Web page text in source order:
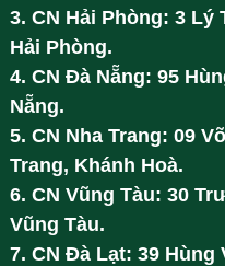
3. CN Hải Phòng: 3 Lý
Hải Phòng.
4. CN Đà Nẵng: 95
Nẵng.
5. CN Nha Trang: 09
Trang, Khánh Hoà.
6. CN Vũng Tàu: 30
Vũng Tàu.
7. CN Đà Lạt: 39